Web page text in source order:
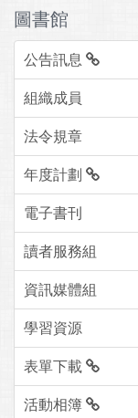
圖書館
公告訊息
組織成員
法令規章
年度計劃
電子書刊
讀者服務組
資訊媒體組
學習資源
表單下載
活動相簿